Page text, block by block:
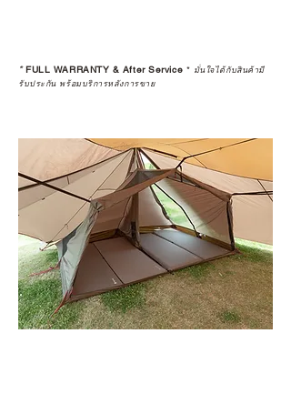
*FULL WARRANTY & After Service * มั่นใจได้กับสินค้ามี
รับประกัน พร้อมบริการหลังการขาย